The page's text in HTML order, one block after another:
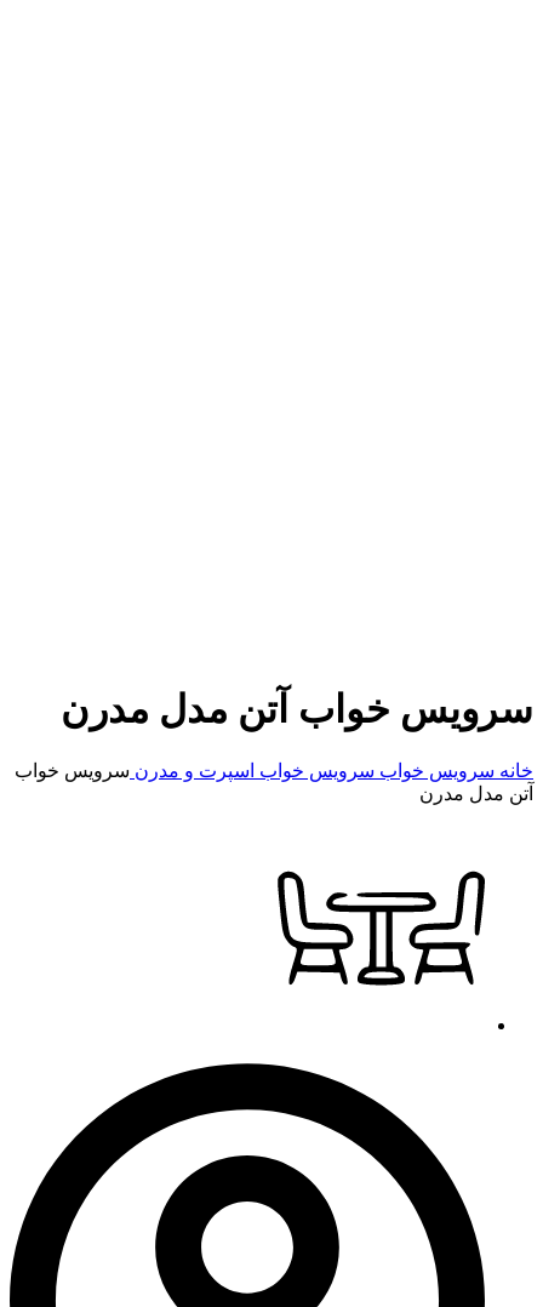
سرویس خواب آتن مدل مدرن
خانه سرویس خواب سرویس خواب اسپرت و مدرن سرویس خواب
آتن مدل مدرن